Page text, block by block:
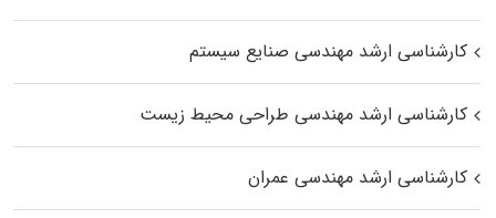
کارشناسی ارشد مهندسی صنایع سیستم
کارشناسی ارشد مهندسی طراحی محیط زیست
کارشناسی ارشد مهندسی عمران